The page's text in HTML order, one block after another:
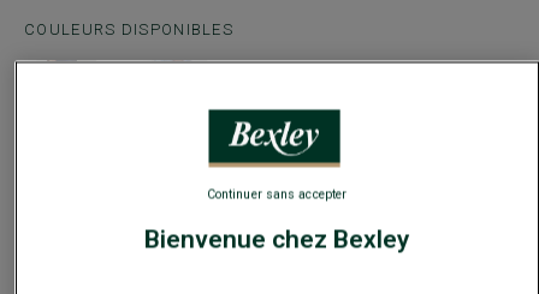
COULEURS DISPONIBLES
taille habituelle.
Bienvenue chez Bexley
Continuer sans accepter